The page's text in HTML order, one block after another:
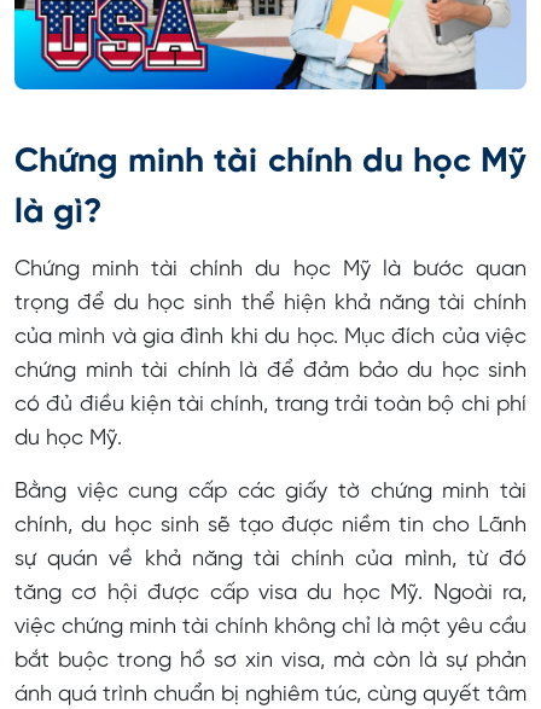
Chứng minh tài chính du học Mỹ
là gì?
Chứng minh tài chính du học Mỹ là bước quan
trọng để du học sinh thể hiện khả năng tài chính
của mình và gia đình khi du học. Mục đích của việc
chứng minh tài chính là để đảm bảo du học sinh
có đủ điều kiện tài chính, trang trải toàn bộ chi phí
du học Mỹ.
Bằng việc cung cấp các giấy tờ chứng minh tài
chính, du học sinh sẽ tạo được niềm tin cho Lãnh
sự quán về khả năng tài chính của mình, từ đó
tăng cơ hội được cấp visa du học Mỹ. Ngoài ra,
việc chứng minh tài chính không chỉ là một yêu cầu
bắt buộc trong hồ sơ xin visa, mà còn là sự phản
ánh quá trình chuẩn bị nghiêm túc, cùng quyết tâm